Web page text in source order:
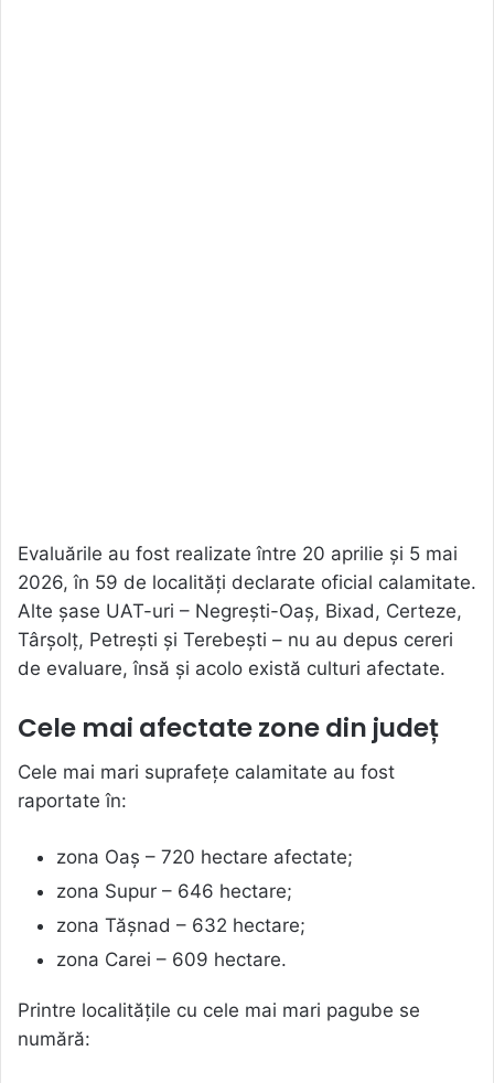
Evaluările au fost realizate între 20 aprilie și 5 mai
2026, în 59 de localități declarate oficial calamitate.
Alte șase UAT-uri – Negrești-Oaș, Bixad, Certeze,
Târșolț, Petrești și Terebești – nu au depus cereri
de evaluare, însă și acolo există culturi afectate.
Cele mai afectate zone din județ
Cele mai mari suprafețe calamitate au fost
raportate în:
zona Oaș – 720 hectare afectate;
zona Supur – 646 hectare;
zona Tășnad – 632 hectare;
zona Carei – 609 hectare.
Printre localitățile cu cele mai mari pagube se
numără: